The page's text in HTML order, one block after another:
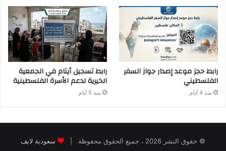
رابط حجز موعد إصدار جواز السفر
الفلسطيني
منذ 4 أيام
رابط تسجيل أيتام في الجمعية
الخيرية لدعم الأسرة الفلسطينية
منذ 5 أيام
© حقوق النشر 2026 ، جميع الحقوق محفوظة |
سعودية لايف